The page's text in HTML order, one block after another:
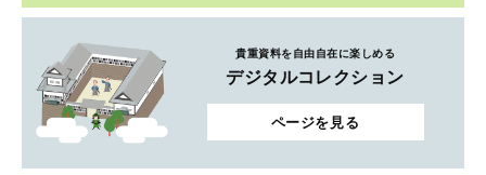
貴重資料を自由自在に楽しめる
デジタルコレクション
ページを見る